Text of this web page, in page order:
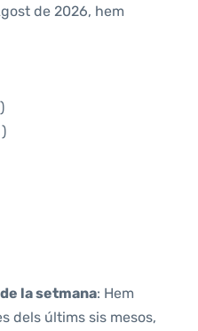
de 2026, hem
la setmana: Hem
dels últims sis mesos,